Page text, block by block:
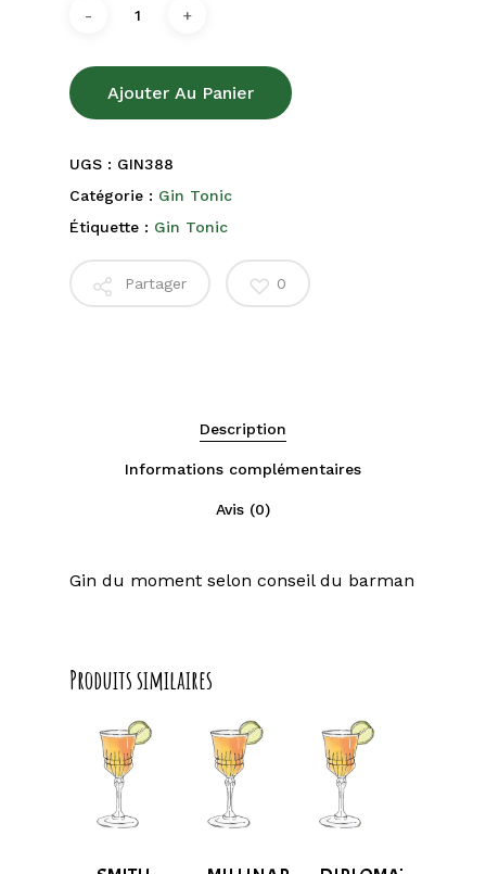
Ajouter Au Panier
UGS : GIN388
Catégorie : Gin Tonic
Étiquette : Gin Tonic
Partager 0
Description
Informations complémentaires
Avis (0)
Gin du moment selon conseil du barman
Produits similaires